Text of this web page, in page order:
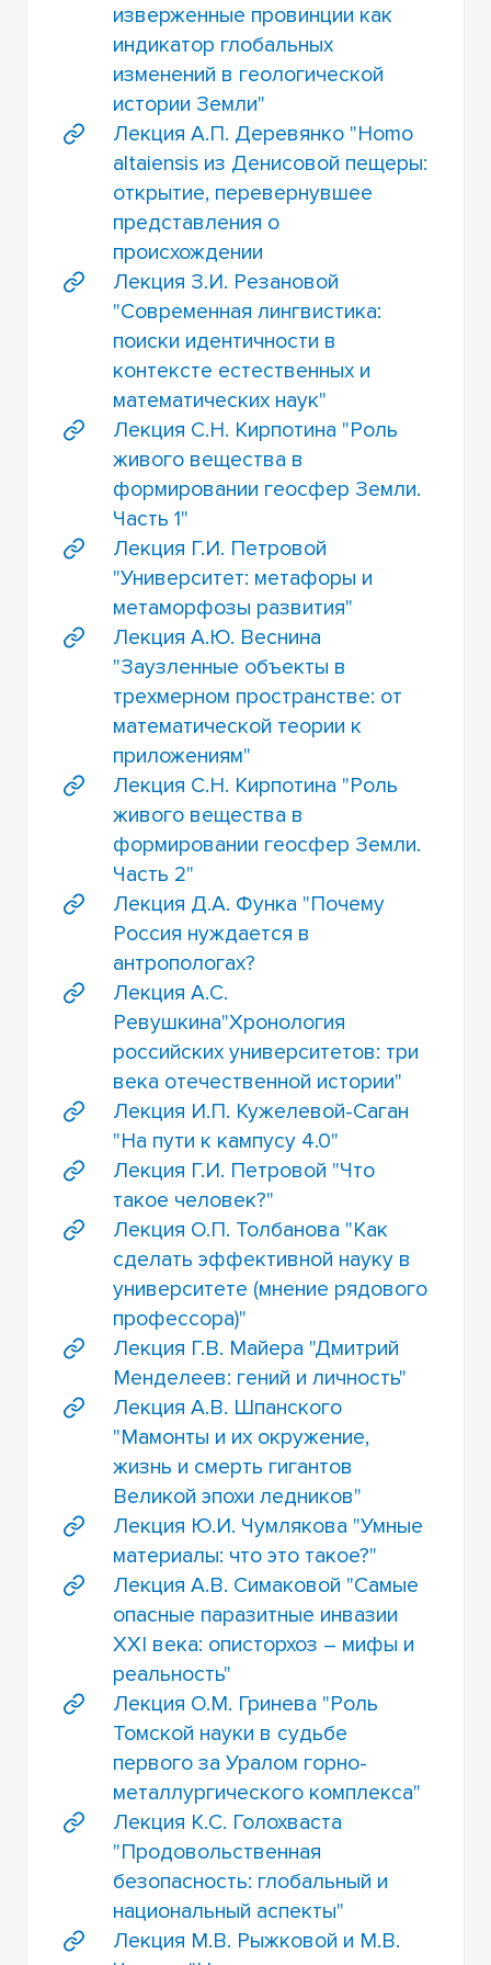
изверженные провинции как
индикатор глобальных
изменений в геологической
истории Земли"
Лекция А.П. Деревянко "Homo
altaiensis из Денисовой пещеры:
открытие, перевернувшее
представления о
происхождении
Лекция З.И. Резановой
"Современная лингвистика:
поиски идентичности в
контексте естественных и
математических наук"
Лекция С.Н. Кирпотина "Роль
живого вещества в
формировании геосфер Земли.
Часть 1"
Лекция Г.И. Петровой
"Университет: метафоры и
метаморфозы развития"
Лекция А.Ю. Веснина
"Заузленные объекты в
трехмерном пространстве: от
математической теории к
приложениям"
Лекция С.Н. Кирпотина "Роль
живого вещества в
формировании геосфер Земли.
Часть 2"
Лекция Д.А. Функа "Почему
Россия нуждается в
антропологах?
Лекция А.С.
Ревушкина"Хронология
российских университетов: три
века отечественной истории"
Лекция И.П. Кужелевой-Саган
"На пути к кампусу 4.0"
Лекция Г.И. Петровой "Что
такое человек?"
Лекция О.П. Толбанова "Как
сделать эффективной науку в
университете (мнение рядового
профессора)"
Лекция Г.В. Майера "Дмитрий
Менделеев: гений и личность"
Лекция А.В. Шпанского
"Мамонты и их окружение,
жизнь и смерть гигантов
Великой эпохи ледников"
Лекция Ю.И. Чумлякова "Умные
материалы: что это такое?"
Лекция А.В. Симаковой "Самые
опасные паразитные инвазии
XXI века: описторхоз – мифы и
реальность"
Лекция О.М. Гринева "Роль
Томской науки в судьбе
первого за Уралом горно-
металлургического комплекса"
Лекция К.С. Голохваста
"Продовольственная
безопасность: глобальный и
национальный аспекты"
Лекция М.В. Рыжковой и М.В.